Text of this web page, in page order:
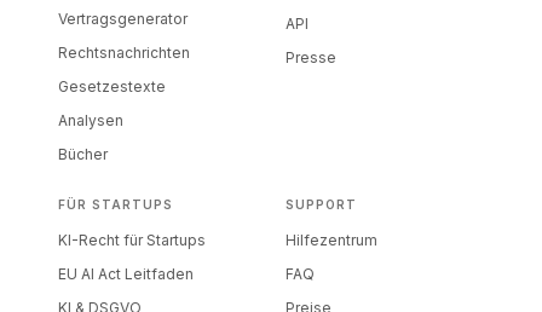
Vertragsgenerator
Rechtsnachrichten
Gesetzestexte
Analysen
Bücher
API
Presse
FÜR STARTUPS
KI-Recht für Startups
EU AI Act Leitfaden
KI & DSGVO
SUPPORT
Hilfezentrum
FAQ
Preise